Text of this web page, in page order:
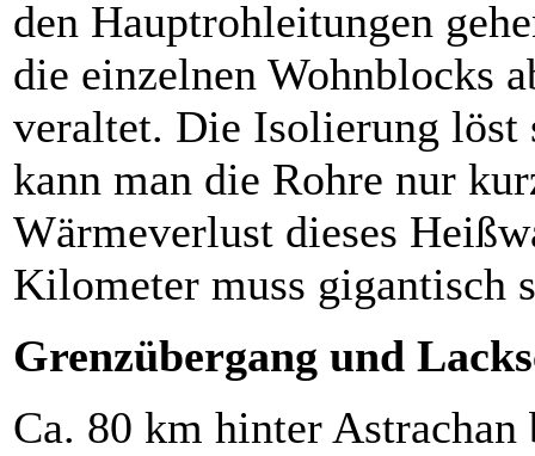
den Hauptrohleitungen
die einzelnen Wohnblocks
veraltet. Die Isolierung löst
kann man die Rohre nur
Wärmeverlust dieses
Kilometer muss gigantisch
Grenzübergang und
Ca. 80 km hinter